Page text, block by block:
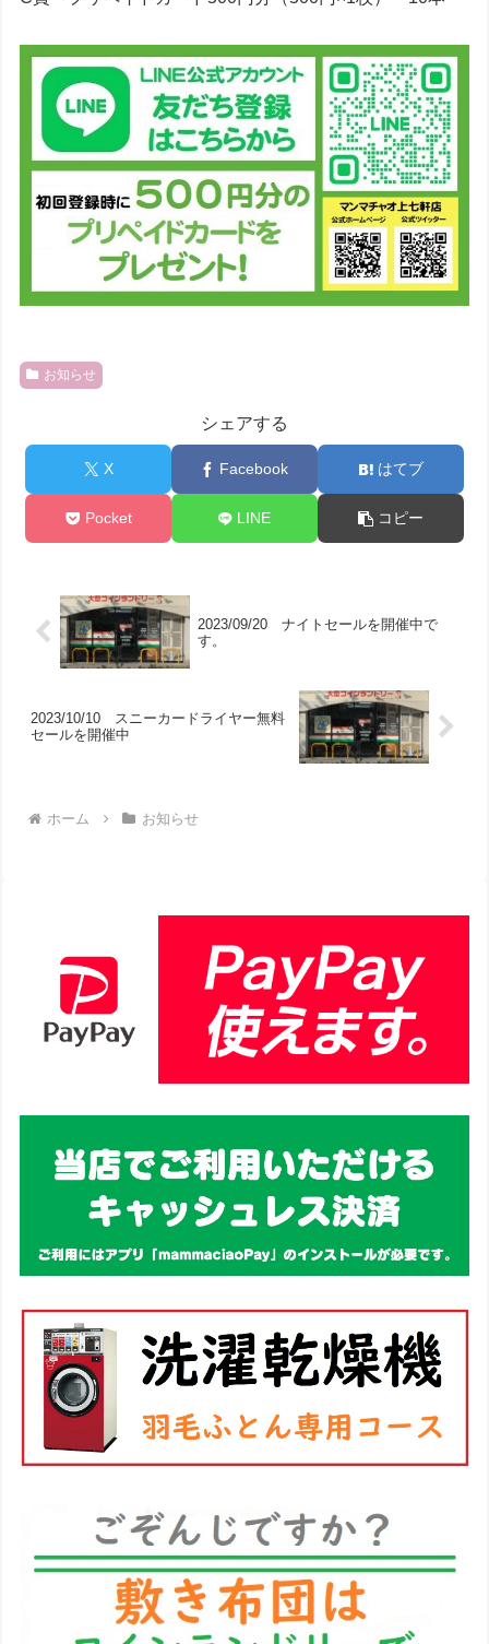
お知らせ
シェアする
X Facebook はてブ
Pocket LINE コピー
2023/09/20 ナイトセールを開催中で
す。
2023/10/10 スニーカードライヤー無料
セールを開催中
ホーム お知らせ